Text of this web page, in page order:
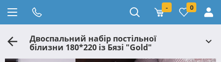
- 0
Двоспальний набір постільної
білизни 180*220 із Бязі "Gold"
№151924AB Черешенка™